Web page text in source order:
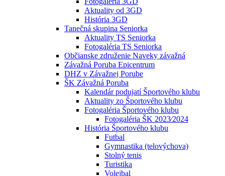
Aktuality od 3GD
História 3GD
Tanečná skupina Seniorka
Aktuality TS Seniorka
Fotogaléria TS Seniorka
Občianske združenie Naveky závažná
Závažná Poruba Epicentrum
DHZ v Závažnej Porube
ŠK Závažná Poruba
Kalendár podujatí Športového klubu
Aktuality zo Športového klubu
Fotogaléria Športového klubu
Fotogaléria ŠK 2023⁄2024
História Športového klubu
Futbal
Gymnastika (telovýchova)
Stolný tenis
Turistika
Volejbal